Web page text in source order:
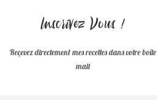
Inscrivez Vous !
Reçevez directement mes recettes dans votre boîte
mail